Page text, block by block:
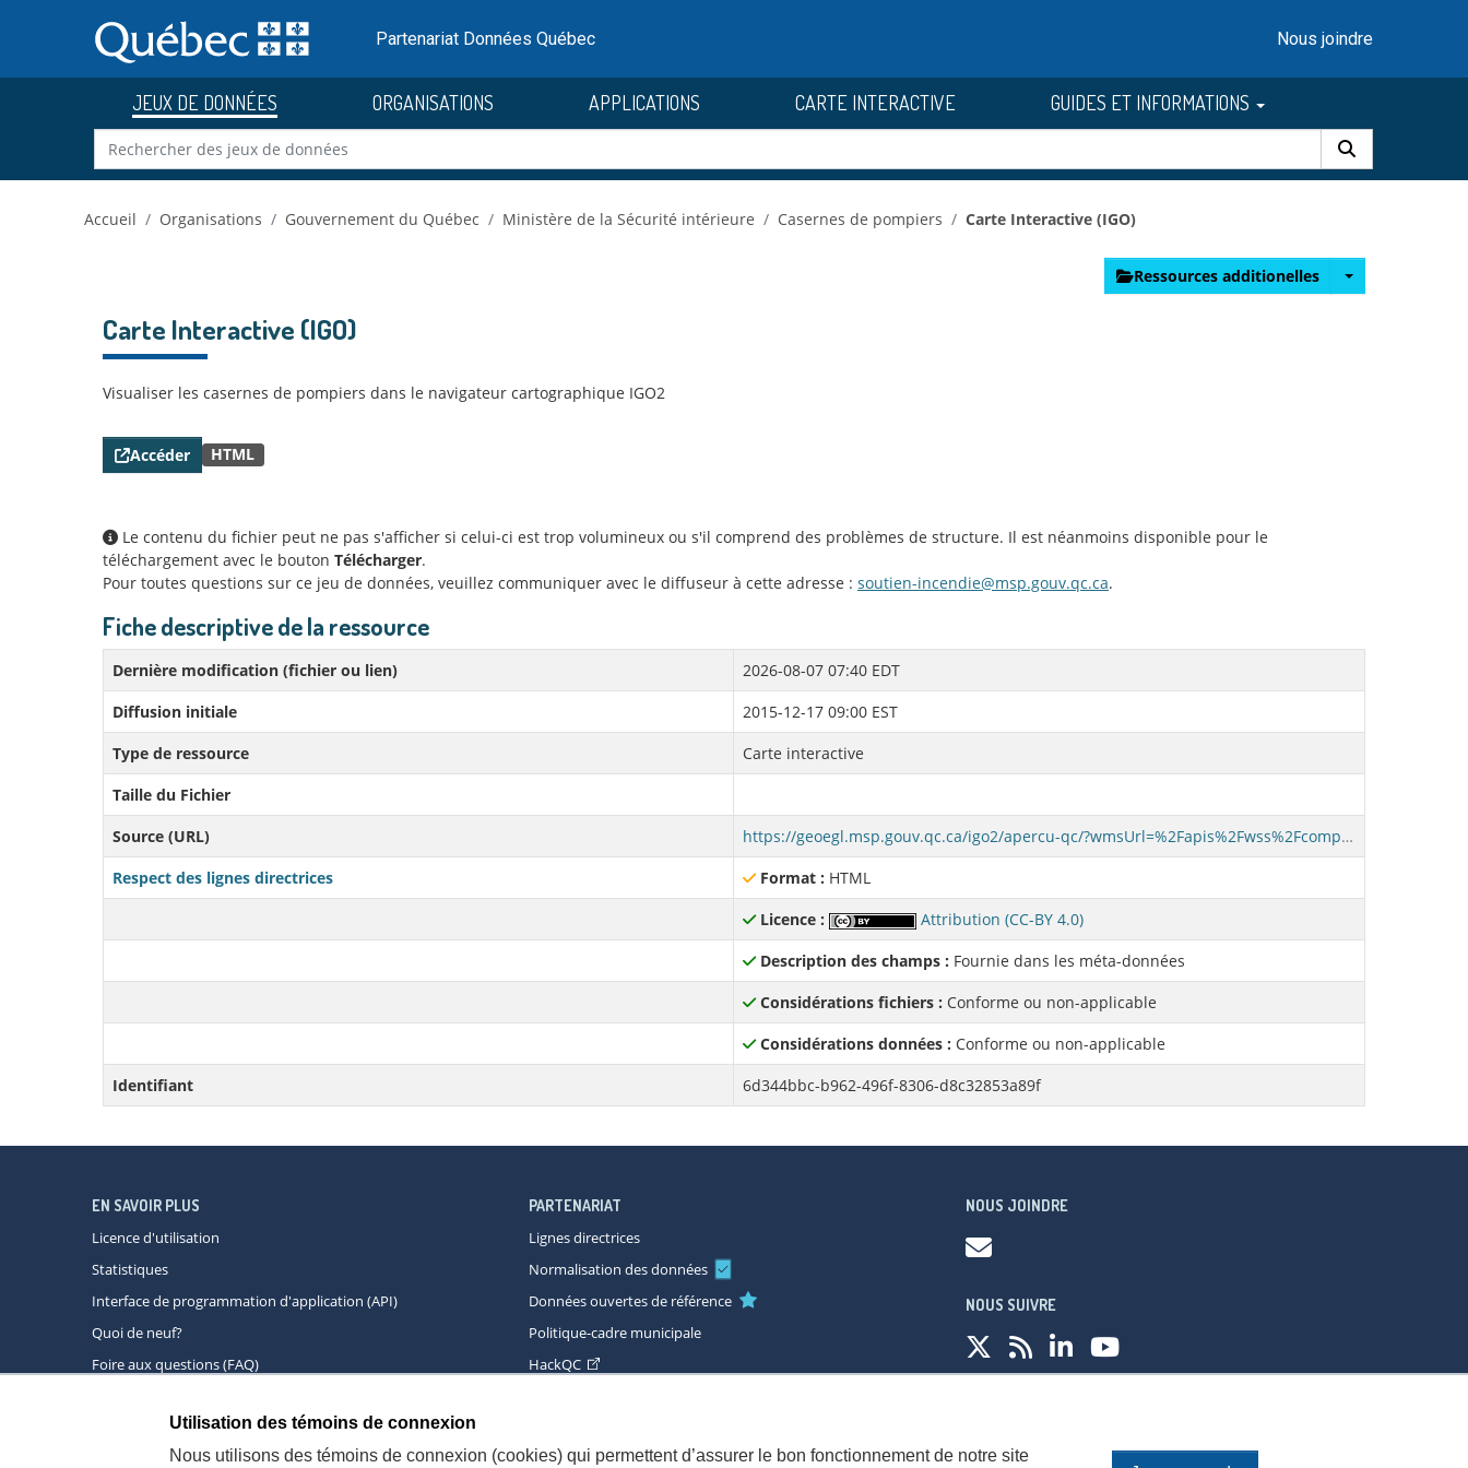
au
contenu
Partenariat Données Québec Nous joindre
JEUX DE DONNÉES ORGANISATIONS APPLICATIONS CARTE INTERACTIVE GUIDES ET INFORMATIONS
Accueil Organisations Gouvernement du Québec Ministère de la Sécurité intérieure Casernes de pompiers Carte Interactive (IGO)
Ressources additionelles
Carte Interactive (IGO)
Visualiser les casernes de pompiers dans le navigateur cartographique IGO2
Accéder HTML
Le contenu du fichier peut ne pas s'afficher si celui-ci est trop volumineux ou s'il comprend des problèmes de structure. Il est néanmoins disponible pour le
téléchargement avec le bouton Télécharger.
Pour toutes questions sur ce jeu de données, veuillez communiquer avec le diffuseur à cette adresse : soutien-incendie@msp.gouv.qc.ca.
Fiche descriptive de la ressource
Dernière modification (fichier ou lien)
2026-08-07 07:40 EDT
Diffusion initiale
2015-12-17 09:00 EST
Type de ressource
Carte interactive
Taille du Fichier
Source (URL)
https://geoegl.msp.gouv.qc.ca/igo2/apercu-qc/?wmsUrl=%2Fapis%2Fwss%2Fcomplet.fcgi&layers=MSP_CASERNE_PUBLIC&zoom=9&center=-72.49505,45.72761
Respect des lignes directrices
Format : HTML
Licence :
Attribution (CC-BY 4.0)
Description des champs : Fournie dans les méta-données
Considérations fichiers : Conforme ou non-applicable
Considérations données : Conforme ou non-applicable
Identifiant
6d344bbc-b962-496f-8306-d8c32853a89f
Utilisation des témoins de connexion
Nous utilisons des témoins de connexion (cookies) qui permettent d’assurer le bon fonctionnement de notre site
EN SAVOIR PLUS
Licence d'utilisation
Statistiques
Interface de programmation d'application (API)
Quoi de neuf?
Foire aux questions (FAQ)
PARTENARIAT
Lignes directrices
Normalisation des données
Données ouvertes de référence
Politique-cadre municipale
HackQC
NOUS JOINDRE
NOUS SUIVRE
À propos Accessibilité Plan du site Consignes de sécurité Politique de confidentialité